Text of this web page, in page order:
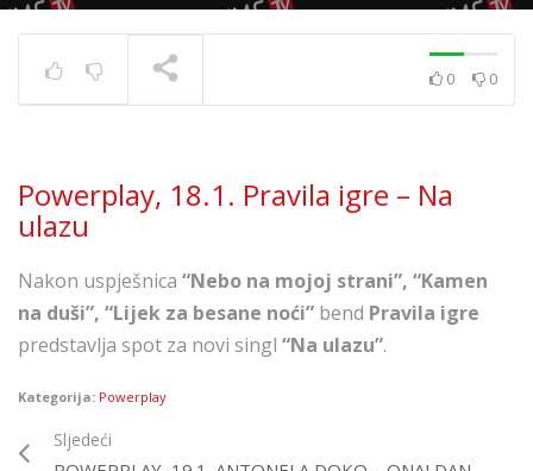
0 0
Powerplay, 18.1. Pravila igre – Na
ulazu
Nakon uspješnica “Nebo na mojoj strani”, “Kamen
na duši”, “Lijek za besane noći” bend Pravila igre
predstavlja spot za novi singl “Na ulazu”.
Kategorija: Powerplay
Sljedeći